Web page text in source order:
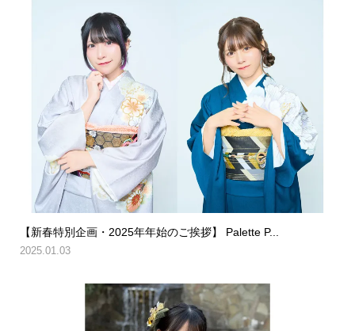
【新春特別企画・2025年年始のご挨拶】 Palette P...
2025.01.03